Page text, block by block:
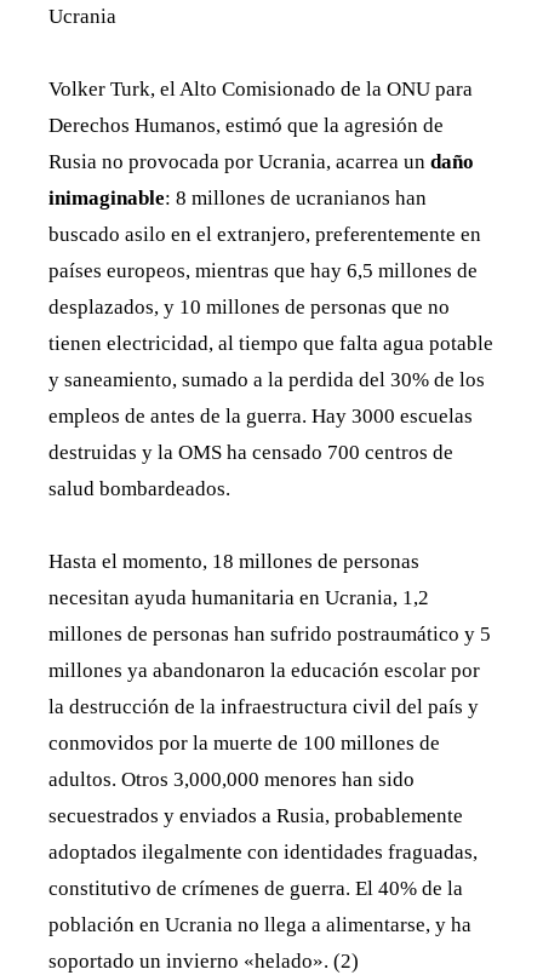
Ucrania
Volker Turk, el Alto Comisionado de la ONU para
Derechos Humanos, estimó que la agresión de
Rusia no provocada por Ucrania, acarrea un daño
inimaginable: 8 millones de ucranianos han
buscado asilo en el extranjero, preferentemente en
países europeos, mientras que hay 6,5 millones de
desplazados, y 10 millones de personas que no
tienen electricidad, al tiempo que falta agua potable
y saneamiento, sumado a la perdida del 30% de los
empleos de antes de la guerra. Hay 3000 escuelas
destruidas y la OMS ha censado 700 centros de
salud bombardeados.
Hasta el momento, 18 millones de personas
necesitan ayuda humanitaria en Ucrania, 1,2
millones de personas han sufrido postraumático y 5
millones ya abandonaron la educación escolar por
la destrucción de la infraestructura civil del país y
conmovidos por la muerte de 100 millones de
adultos. Otros 3,000,000 menores han sido
secuestrados y enviados a Rusia, probablemente
adoptados ilegalmente con identidades fraguadas,
constitutivo de crímenes de guerra. El 40% de la
población en Ucrania no llega a alimentarse, y ha
soportado un invierno «helado». (2)